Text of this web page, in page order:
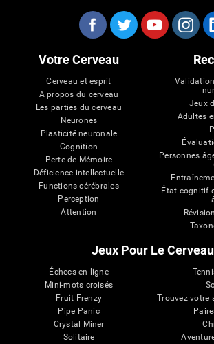
Votre Cerveau
Cerveau et esprit
A propos du cerveau
Les parties du cerveau
Neurones
Plasticité neuronale
Cognition
Perte de Mémoire
Déficience intellectuelle
Functions cérébrales
Perception
Attention
Jeux
Adultes
Personnes
État cognitif
Jeux Pour Le Cerveau
Échecs en ligne
Mini-mots croisés
Fruit Frenzy
Pipe Panic
Crystal Miner
Solitaire
Trouvez votre